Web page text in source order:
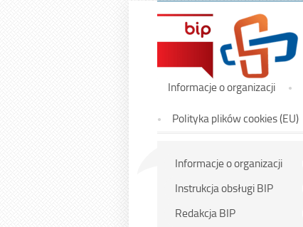
Menu
główne
Informacje o organizacji
Polityka plików cookies (EU)
Menu
główne
Informacje o organizacji
Instrukcja obsługi BIP
Redakcja BIP